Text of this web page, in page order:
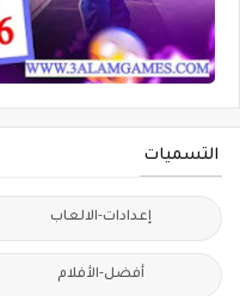
التسميات
إعدادات-الالعاب
أفضل-الأفلام